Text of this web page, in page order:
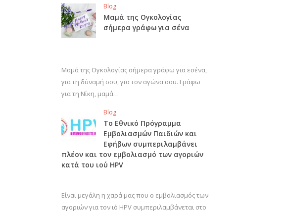
Blog
Μαμά της Ογκολογίας
σήμερα γράφω για σένα
Μαμά της Ογκολογίας σήμερα γράφω για εσένα,
για τη δύναμή σου, για τον αγώνα σου. Γράφω
για τη Νίκη, μαμά…
Blog
Το Εθνικό Πρόγραμμα
Εμβολιασμών Παιδιών και
Εφήβων συμπεριλαμβάνει
πλέον και τον εμβολιασμό των αγοριών
κατά του ιού HPV
Είναι μεγάλη η χαρά μας που ο εμβολιασμός των
αγοριών για τον ιό HPV συμπεριλαμβάνεται στο